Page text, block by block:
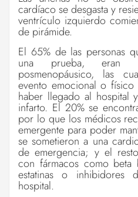
cardíaco se desgasta y
ventrículo izquierdo
de pirámide.
El 65% de las personas
una prueba, eran
posmenopáusico, las
evento emocional o físico
haber llegado al hospital
infarto. El 20% se
por lo que los médicos
emergente para poder
se sometieron a una
de emergencia; y el
con fármacos como beta
estatinas o
hospital.